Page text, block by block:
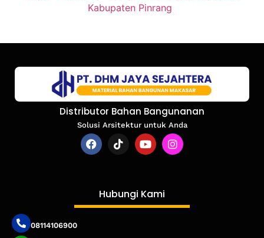
Kabupaten Pinrang
Distributor Bahan Bangunanan
Solusi Arsitektur untuk Anda
Hubungi Kami
08114106900